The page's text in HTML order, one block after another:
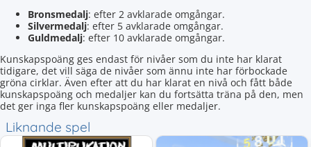
Bronsmedalj: efter 2 avklarade omgångar.
Silvermedalj: efter 5 avklarade omgångar.
Guldmedalj: efter 10 avklarade omgångar.
Kunskapspoäng ges endast för nivåer som du inte har klarat
tidigare, det vill säga de nivåer som ännu inte har förbockade
gröna cirklar. Även efter att du har klarat en nivå och fått både
kunskapspoäng och medaljer kan du fortsätta träna på den, men
det ger inga fler kunskapspoäng eller medaljer.
Liknande spel